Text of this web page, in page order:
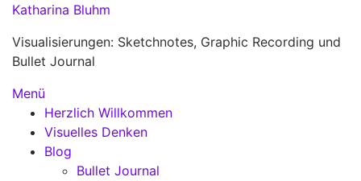
Zum
springen
Katharina Bluhm
Visualisierungen: Sketchnotes, Graphic Recording und
Bullet Journal
Menü
Herzlich Willkommen
Visuelles Denken
Blog
Bullet Journal